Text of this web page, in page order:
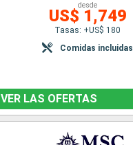
desde
US$ 1,749
Tasas: +US$ 180
Comidas incluidas
VER LAS OFERTAS